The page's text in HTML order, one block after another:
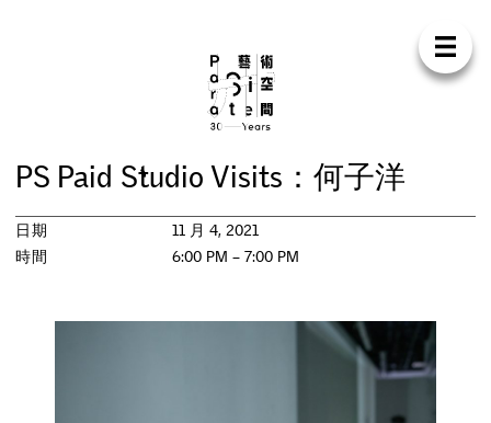
Para
我們 支持
展覽
活動
PS Paid Studio Visits ：何子洋
日期
11 月 4, 2021
時間
6:00 PM – 7:00 PM